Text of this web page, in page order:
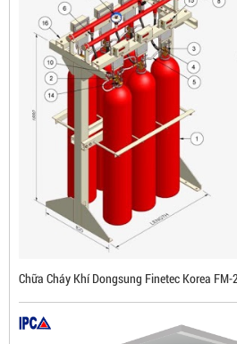
ĐẦU BÁO LỬA CHỐNG NỔ IR3-
KOREA)
LIÊN HỆ
Mã sản phẩm:
Chữa Cháy Khí Dongsung Finetec Korea FM-